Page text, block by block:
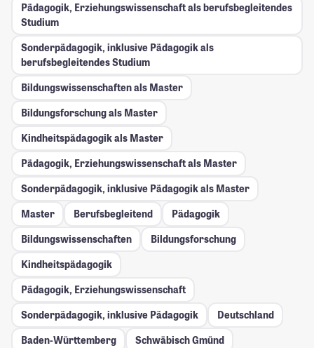
Pädagogik, Erziehungswissenschaft als berufsbegleitendes
Studium
Sonderpädagogik, inklusive Pädagogik als
berufsbegleitendes Studium
Bildungswissenschaften als Master
Bildungsforschung als Master
Kindheitspädagogik als Master
Pädagogik, Erziehungswissenschaft als Master
Sonderpädagogik, inklusive Pädagogik als Master
Master
Berufsbegleitend
Pädagogik
Bildungswissenschaften
Bildungsforschung
Kindheitspädagogik
Pädagogik, Erziehungswissenschaft
Sonderpädagogik, inklusive Pädagogik
Deutschland
Baden-Württemberg
Schwäbisch Gmünd